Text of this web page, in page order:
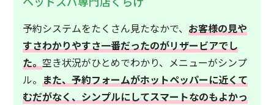
予約システムをたくさん見たなかで、 お客様の見や
すさわかりやすさ一番だったのがリザービアでし
た。 空き状況がひとめでわかり、メニューがシンプ
ル。 また、予約フォームがホットペッパーに近くて
むだがなく、シンプルにしてスマートなのもよかっ